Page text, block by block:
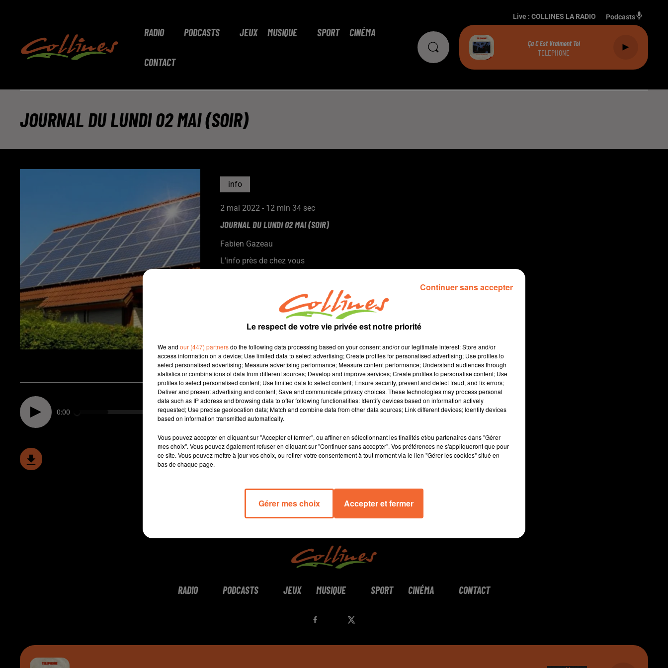
RADIO PODCASTS JEUX MUSIQUE SPORT CINÉMA
CONTACT
Live : COLLINES LA RADIO Podcasts
Ça C Est Vraiment Toi
TELEPHONE
JOURNAL DU LUNDI 02 MAI (SOIR)
info
2 mai 2022 - 12 min 34 sec
JOURNAL DU LUNDI 02 MAI (SOIR)
Fabien Gazeau
L'info près de chez vous
- L'ARS publie une nouvelle cartographie pour définir les zones à
soutenir pour l'installation de médecins
- Le SIEDS a développé un cadastre solaire. Très instructif avant
de finaliser un projet photovoltaïque chez soi.
Rouge sur le thème des migrations à travers une oeuvre très
originale
- L'Université Citoyenne du Thouarsais propose une conférence-
débat sur les mobilités douces, piétons et vélos.
0:00 12 min 34 sec
RADIO PODCASTS JEUX MUSIQUE SPORT CINÉMA CONTACT
Le respect de votre vie privée est notre priorité
We and our (447) partnersdo the following data processing based on your consent and/or our legitimate interest: Store and/or
access information on a device; Use limited data to select advertising; Create profiles for personalised advertising; Use profiles to
select personalised advertising; Measure advertising performance; Measure content performance; Understand audiences through
statistics or combinations of data from different sources; Develop and improve services; Create profiles to personalise content; Use
profiles to select personalised content; Use limited data to select content; Ensure security, prevent and detect fraud, and fix errors;
Deliver and present advertising and content; Save and communicate privacy choices. These technologies may process personal
data such as IP address and browsing data to offer following functionalities: Identify devices based on information actively
requested; Use precise geolocation data; Match and combine data from other data sources; Link different devices; Identify devices
based on information transmitted automatically.
Vous pouvez accepter en cliquant sur "Accepter et fermer", ou affiner en sélectionnant les finalités et/ou partenaires dans "Gérer
mes choix". Vous pouvez également refuser en cliquant sur "Continuer sans accepter". Vos préférences ne s'appliqueront que pour
ce site. Vous pouvez mettre à jour vos choix, ou retirer votre consentement à tout moment via le lien "Gérer les cookies" situé en
bas de chaque page.
Gérer mes choix Accepter et fermer
Continuer sans accepter